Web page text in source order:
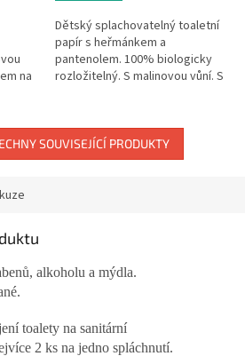
na
Dětský splachovatelný toaletní
papír s heřmánkem a
pantenolem. 100% biologicky
rozložitelný. S malinovou vůní. S
SOUVISEJÍCÍ PRODUKTY
alkoholu a mýdla.
toalety na sanitární
2 ks na jedno spláchnutí.